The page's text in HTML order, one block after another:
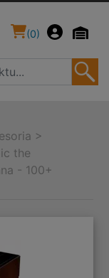
(0)
>
the
- 100+